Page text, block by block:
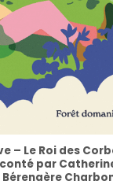
– Le Roi des
par